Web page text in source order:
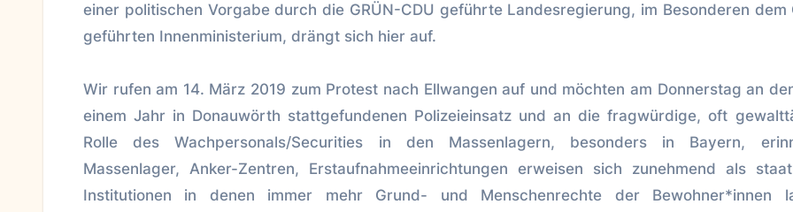
einer politischen Vorgabe durch die GRÜN-CDU geführte Landesregierung, im Besonderen dem
geführten Innenministerium, drängt sich hier auf.
Wir rufen am 14. März 2019 zum Protest nach Ellwangen auf und möchten am Donnerstag an
einem Jahr in Donauwörth stattgefundenen Polizeieinsatz und an die fragwürdige, oft
Rolle des Wachpersonals/Securities in den Massenlagern, besonders in Bayern,
Massenlager, Anker-Zentren, Erstaufnahmeeinrichtungen erweisen sich zunehmend als
Institutionen in denen immer mehr Grund- und Menschenrechte der Bewohner*innen